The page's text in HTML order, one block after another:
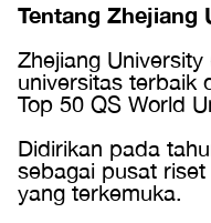
Tentang Zhejiang
Zhejiang
universitas terbaik
Top 50 QS World
Didirikan pada
sebagai pusat
yang terkemuka.